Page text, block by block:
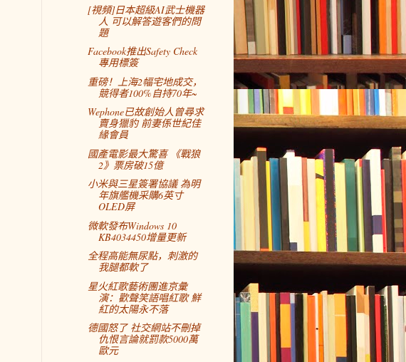
[視頻]日本超級AI武士機器
人 可以解答遊客們的問
題
Facebook推出Safety Check
專用標簽
重磅！上海2幅宅地成交，
競得者100%自持70年~
Wephone已故創始人曾尋求
賣身獵豹 前妻係世紀佳
緣會員
國產電影最大驚喜 《戰狼
2》票房破15億
小米與三星簽署協議 為明
年旗艦機采購6英寸
OLED屏
微軟發布Windows 10
KB4034450增量更新
全程高能無尿點，刺激的
我腿都軟了
星火紅歌藝術團進京彙
演：歡聲笑語唱紅歌 鮮
紅的太陽永不落
德國怒了 社交網站不刪掉
仇恨言論就罰款5000萬
歐元